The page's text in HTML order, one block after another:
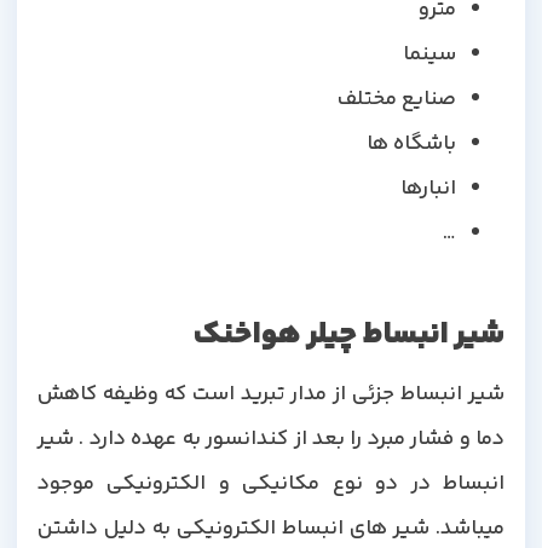
مترو
سینما
صنایع مختلف
باشگاه ها
انبارها
…
شیر انبساط چیلر هواخنک
شیر انبساط جزئی از مدار تبرید است که وظیفه کاهش
دما و فشار مبرد را بعد از کندانسور به عهده دارد . شیر
انبساط در دو نوع مکانیکی و الکترونیکی موجود
میباشد. شیر های انبساط الکترونیکی به دلیل داشتن